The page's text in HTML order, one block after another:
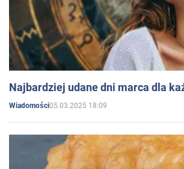
Najbardziej udane dni marca dla
Wiadomości05.03.2025 18:09